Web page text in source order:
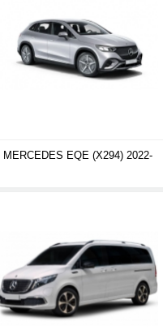
MERCEDES EQE (X294) 2022-